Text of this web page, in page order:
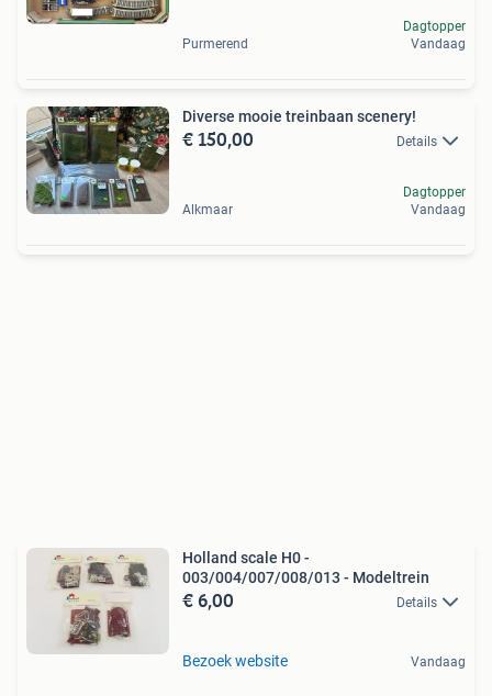
Purmerend
Dagtopper
Vandaag
Diverse mooie treinbaan scenery!
€ 150,00 Details
Alkmaar
Dagtopper
Vandaag
Holland scale H0 -
003/004/007/008/013 - Modeltrein
€ 6,00 Details
Bezoek website Vandaag